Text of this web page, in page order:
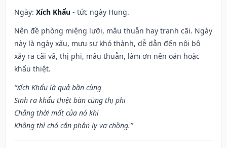
Ngày: Xích Khẩu - tức ngày Hung.
Nên đề phòng miệng lưỡi, mâu thuẫn hay tranh cãi. Ngày
này là ngày xấu, mưu sự khó thành, dễ dẫn đến nội bộ
xảy ra cãi vã, thị phi, mâu thuẫn, làm ơn nên oán hoặc
khẩu thiệt.
“Xích Khẩu là quả bần cùng
Sinh ra khẩu thiệt bàn cùng thị phi
Chẳng thời mất của nó khi
Không thì chó cắn phân ly vợ chồng.”